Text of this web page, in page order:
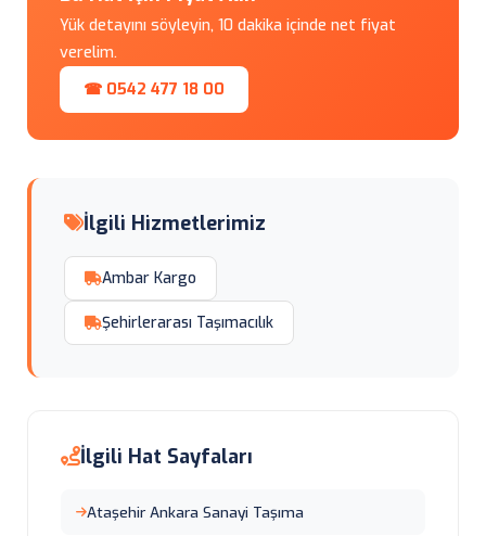
Yük detayını söyleyin, 10 dakika içinde net fiyat
verelim.
☎ 0542 477 18 00
İlgili Hizmetlerimiz
Ambar Kargo
Şehirlerarası Taşımacılık
İlgili Hat Sayfaları
Ataşehir Ankara Sanayi Taşıma